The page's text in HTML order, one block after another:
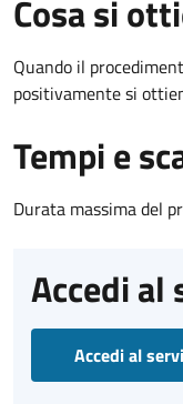
Cosa si
Quando il
positivamente si
Tempi e
Durata massima del
Accedi al
Accedi al